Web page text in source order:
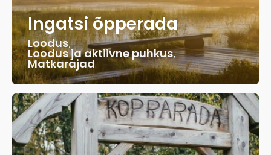
Ingatsi õpperada
Loodus,
Loodus ja aktiivne puhkus,
Matkarajad